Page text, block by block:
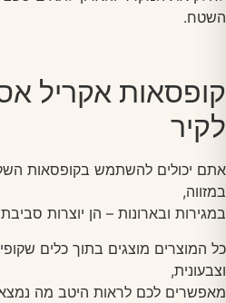
השטח.
קופסאות אקריל
לקיר
אתם יכולים להשתמש בקופסאות
במזווה,
במגירות ובארונות – הן יוצרות
כל המוצרים מוצגים בתוך כלים
וצבעונית,
מאפשרים לכם לראות היטב מה